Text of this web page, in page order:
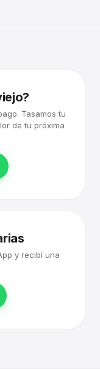
Tasamos tu
de tu próxima
y recibí una